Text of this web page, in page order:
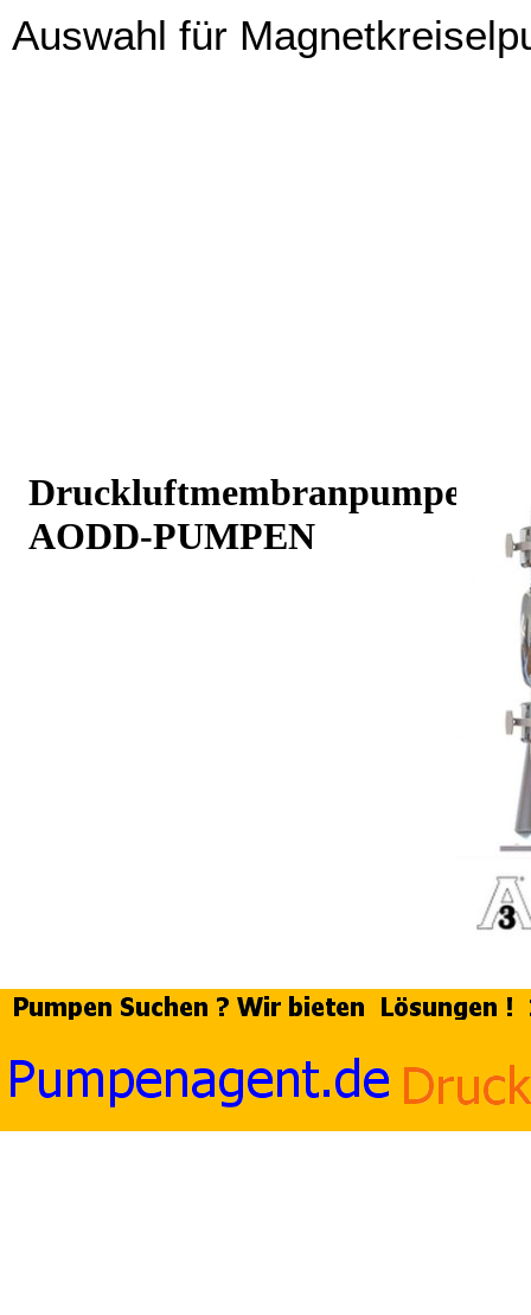
Auswahl für
Druckluftmembranpumpen
AODD-PUMPEN